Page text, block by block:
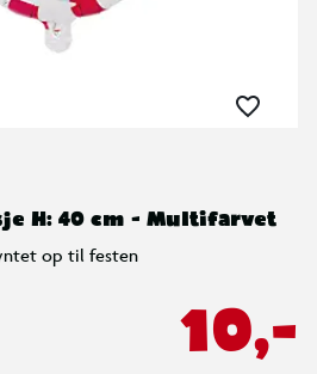
H: 40 cm - Multifarvet
op til festen
10,-